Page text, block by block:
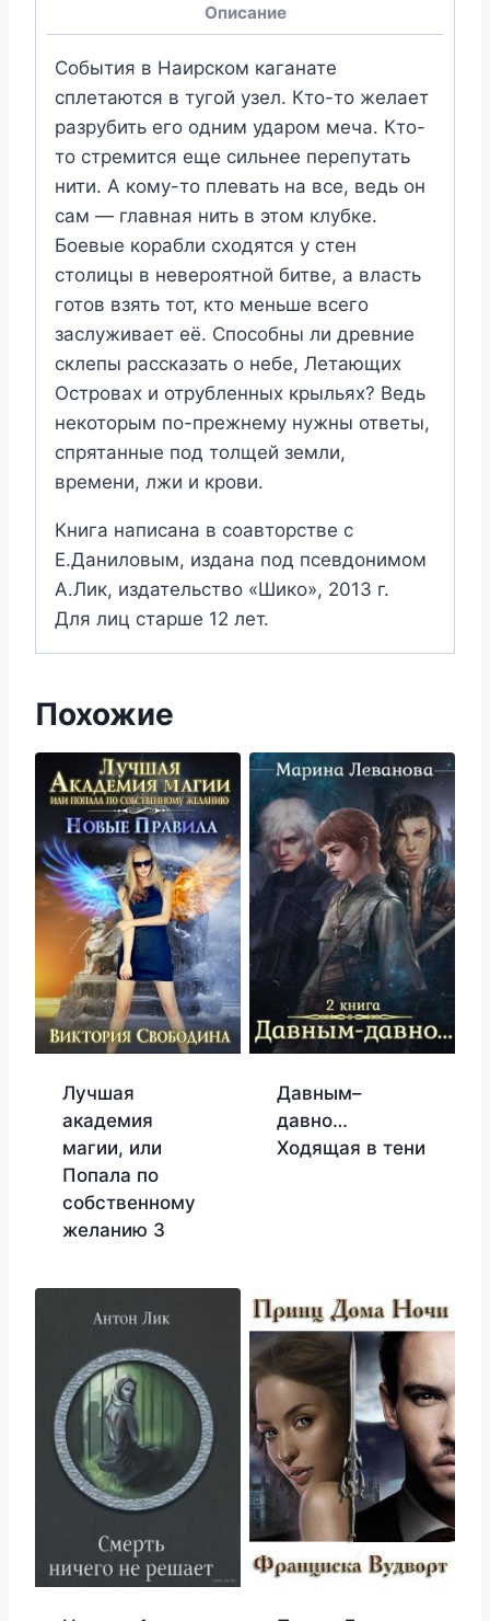
Описание
События в Наирском каганате
сплетаются в тугой узел. Кто-то желает
разрубить его одним ударом меча. Кто-
то стремится еще сильнее перепутать
нити. А кому-то плевать на все, ведь он
сам — главная нить в этом клубке.
Боевые корабли сходятся у стен
столицы в невероятной битве, а власть
готов взять тот, кто меньше всего
заслуживает её. Способны ли древние
склепы рассказать о небе, Летающих
Островах и отрубленных крыльях? Ведь
некоторым по-прежнему нужны ответы,
спрятанные под толщей земли,
времени, лжи и крови.
Книга написана в соавторстве с
Е.Даниловым, издана под псевдонимом
А.Лик, издательство «Шико», 2013 г.
Для лиц старше 12 лет.
Похожие
Лучшая
академия
магии, или
Попала по
собственному
желанию 3
Давным–
давно…
Ходящая в тени